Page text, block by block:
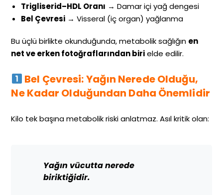
Trigliserid–HDL Oranı → Damar içi yağ dengesi
Bel Çevresi → Visseral (iç organ) yağlanma
Bu üçlü birlikte okunduğunda, metabolik sağlığın en
net ve erken fotoğraflarından birielde edilir.
Bel Çevresi: Yağın Nerede Olduğu,
Ne Kadar Olduğundan Daha Önemlidir
Kilo tek başına metabolik riski anlatmaz. Asıl kritik olan:
Yağın vücutta nerede
biriktiğidir.